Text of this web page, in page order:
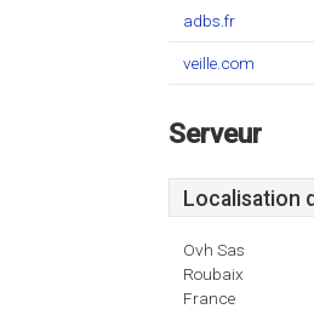
adbs.fr
veille.com
Serveur
Localisation
Ovh Sas
Roubaix
France